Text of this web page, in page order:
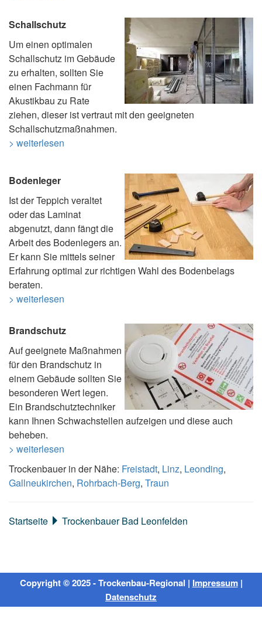
Schallschutz
Um einen optimalen
Schallschutz im Gebäude
zu erhalten, sollten Sie
einen Fachmann für
Akustikbau zu Rate
ziehen, dieser ist vertraut mit den geeigneten
Schallschutzmaßnahmen.
> weiterlesen
Bodenleger
Ist der Teppich veraltet
oder das Laminat
abgenutzt, dann fängt die
Arbeit des Bodenlegers an.
Er kann Sie mittels seiner
Erfahrung optimal zur richtigen Wahl des Bodenbelags
beraten.
> weiterlesen
Brandschutz
Auf geeignete Maßnahmen
für den Brandschutz in
einem Gebäude sollten Sie
besonderen Wert legen.
Ein Brandschutztechniker
kann Ihnen Schwachstellen aufzeigen und diese auch
beheben.
> weiterlesen
Trockenbauer in der Nähe: Freistadt, Linz, Leonding,
Gallneukirchen, Rohrbach-Berg, Traun
Startseite Trockenbauer Bad Leonfelden
Copyright © 2025 - Trockenbau-Regional | Impressum|
Datenschutz